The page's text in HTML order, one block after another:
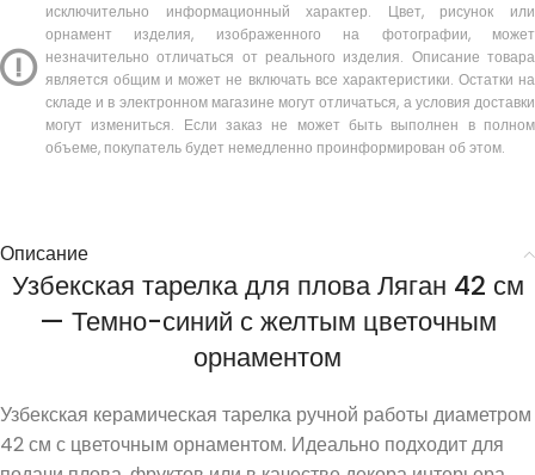
исключительно информационный характер. Цвет, рисунок или
орнамент изделия, изображенного на фотографии, может
незначительно отличаться от реального изделия. Описание товара
является общим и может не включать все характеристики. Остатки на
складе и в электронном магазине могут отличаться, а условия доставки
могут измениться. Если заказ не может быть выполнен в полном
объеме, покупатель будет немедленно проинформирован об этом.
Описание
Узбекская тарелка для плова Ляган 42 см
— Темно-синий с желтым цветочным
орнаментом
Узбекская керамическая тарелка ручной работы диаметром
42 см с цветочным орнаментом. Идеально подходит для